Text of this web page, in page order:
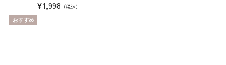
¥1,998 （税込）